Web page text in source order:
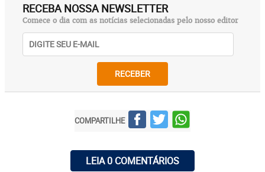
RECEBA NOSSA NEWSLETTER
Comece o dia com as notícias selecionadas pelo nosso editor
RECEBER
COMPARTILHE
LEIA 0 COMENTÁRIOS